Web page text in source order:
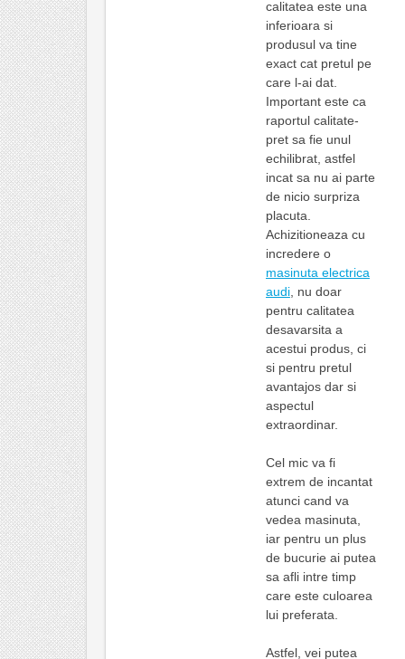
calitatea este una
inferioara si
produsul va tine
exact cat pretul pe
care l-ai dat.
Important este ca
raportul calitate-
pret sa fie unul
echilibrat, astfel
incat sa nu ai parte
de nicio surpriza
placuta.
Achizitioneaza cu
incredere o
masinuta electrica
audi, nu doar
pentru calitatea
desavarsita a
acestui produs, ci
si pentru pretul
avantajos dar si
aspectul
extraordinar.
Cel mic va fi
extrem de incantat
atunci cand va
vedea masinuta,
iar pentru un plus
de bucurie ai putea
sa afli intre timp
care este culoarea
lui preferata.
Astfel, vei putea